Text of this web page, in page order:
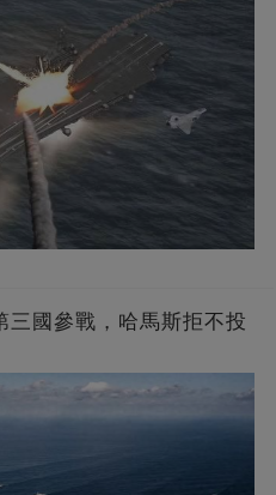
三國參戰，哈馬斯拒不投